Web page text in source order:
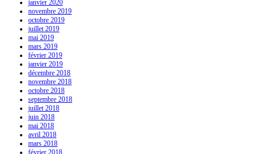
janvier 2020
novembre 2019
octobre 2019
juillet 2019
mai 2019
mars 2019
février 2019
janvier 2019
décembre 2018
novembre 2018
octobre 2018
septembre 2018
juillet 2018
juin 2018
mai 2018
avril 2018
mars 2018